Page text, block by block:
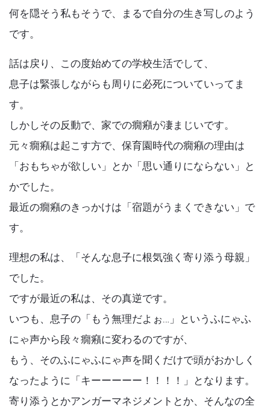
何を隠そう私もそうで、まるで自分の生き写しのよう
です。
話は戻り、この度始めての学校生活でして、
息子は緊張しながらも周りに必死についていってま
す。
しかしその反動で、家での癇癪が凄まじいです。
元々癇癪は起こす方で、保育園時代の癇癪の理由は
「おもちゃが欲しい」とか「思い通りにならない」と
かでした。
最近の癇癪のきっかけは「宿題がうまくできない」で
す。
理想の私は、「そんな息子に根気強く寄り添う母親」
でした。
ですが最近の私は、その真逆です。
いつも、息子の「もう無理だよぉ…」というふにゃふ
にゃ声から段々癇癪に変わるのですが、
もう、そのふにゃふにゃ声を聞くだけで頭がおかしく
なったように「キーーーーー！！！！」となります。
寄り添うとかアンガーマネジメントとか、そんなの全